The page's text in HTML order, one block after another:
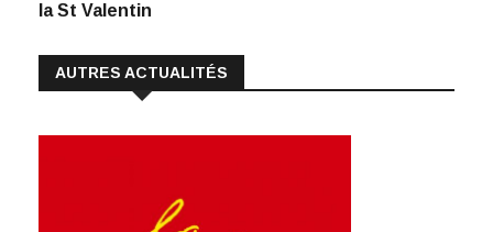
la St Valentin
AUTRES ACTUALITÉS